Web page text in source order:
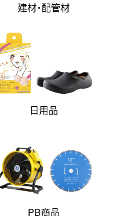
建材・配管材
日用品
PB商品